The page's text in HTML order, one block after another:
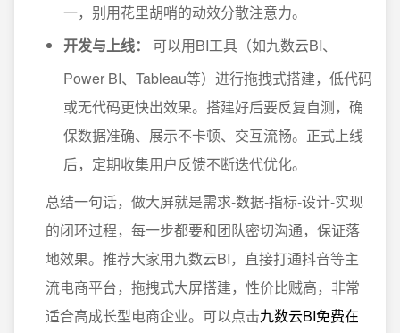
一，别用花里胡哨的动效分散注意力。
开发与上线：
可以用BI工具（如九数云BI、
Power BI、Tableau等）进行拖拽式搭建，低代码
或无代码更快出效果。搭建好后要反复自测，确
保数据准确、展示不卡顿、交互流畅。正式上线
后，定期收集用户反馈不断迭代优化。
总结一句话，做大屏就是需求-数据-指标-设计-实现
的闭环过程，每一步都要和团队密切沟通，保证落
地效果。推荐大家用九数云BI，直接打通抖音等主
流电商平台，拖拽式大屏搭建，性价比贼高，非常
适合高成长型电商企业。可以点击九数云BI免费在